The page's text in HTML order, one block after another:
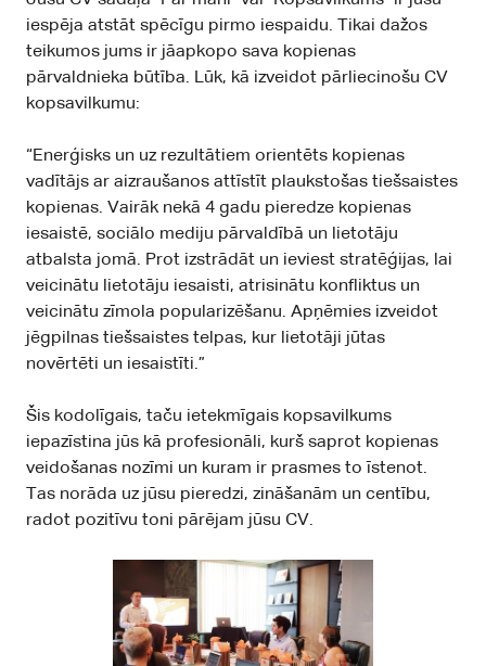
iespēja atstāt spēcīgu pirmo iespaidu. Tikai dažos
teikumos jums ir jāapkopo sava kopienas
pārvaldnieka būtība. Lūk, kā izveidot pārliecinošu CV
kopsavilkumu:
“Enerģisks un uz rezultātiem orientēts kopienas
vadītājs ar aizraušanos attīstīt plaukstošas tiešsaistes
kopienas. Vairāk nekā 4 gadu pieredze kopienas
iesaistē, sociālo mediju pārvaldībā un lietotāju
atbalsta jomā. Prot izstrādāt un ieviest stratēģijas, lai
veicinātu lietotāju iesaisti, atrisinātu konfliktus un
veicinātu zīmola popularizēšanu. Apņēmies izveidot
jēgpilnas tiešsaistes telpas, kur lietotāji jūtas
novērtēti un iesaistīti.”
Šis kodolīgais, taču ietekmīgais kopsavilkums
iepazīstina jūs kā profesionāli, kurš saprot kopienas
veidošanas nozīmi un kuram ir prasmes to īstenot.
Tas norāda uz jūsu pieredzi, zināšanām un centību,
radot pozitīvu toni pārējam jūsu CV.